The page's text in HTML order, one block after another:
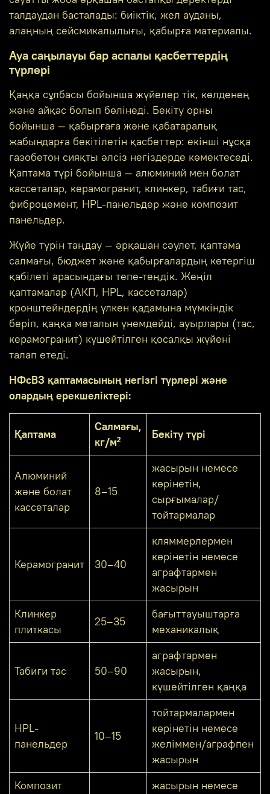
талдаудан басталады: биіктік, жел ауданы,
алаңның сейсмикалылығы, қабырға материалы.
Ауа саңылауы бар аспалы қасбеттердің
түрлері
Қаңқа сұлбасы бойынша жүйелер тік, көлденең
және айқас болып бөлінеді. Бекіту орны
бойынша — қабырғаға және қабатаралық
жабындарға бекітілетін қасбеттер: екінші нұсқа
газобетон сияқты әлсіз негіздерде көмектеседі.
Қаптама түрі бойынша — алюминий мен болат
кассеталар, керамогранит, клинкер, табиғи тас,
фиброцемент, HPL-панельдер және композит
панельдер.
Жүйе түрін таңдау — әрқашан сәулет, қаптама
салмағы, бюджет және қабырғалардың көтергіш
қабілеті арасындағы тепе-теңдік. Жеңіл
қаптамалар (АКП, HPL, кассеталар)
кронштейндердің үлкен қадамына мүмкіндік
беріп, қаңқа металын үнемдейді, ауырлары (тас,
керамогранит) күшейтілген қосалқы жүйені
талап етеді.
НФсВЗ қаптамасының негізгі түрлері және
олардың ерекшеліктері:
Қаптама
Салмағы,
кг/м²
Бекіту түрі
Алюминий
және болат
кассеталар
8–15
жасырын немесе
көрінетін,
сырғымалар/
тойтармалар
Керамогранит 30–40
кляммерлермен
көрінетін немесе
аграфтармен
жасырын
Клинкер
плиткасы
25–35
бағыттауыштарға
механикалық
Табиғи тас 50–90
аграфтармен
жасырын,
күшейтілген қаңқа
HPL-
панельдер
10–15
тойтармалармен
көрінетін немесе
желіммен/аграфпен
жасырын
Композит
жасырын немесе